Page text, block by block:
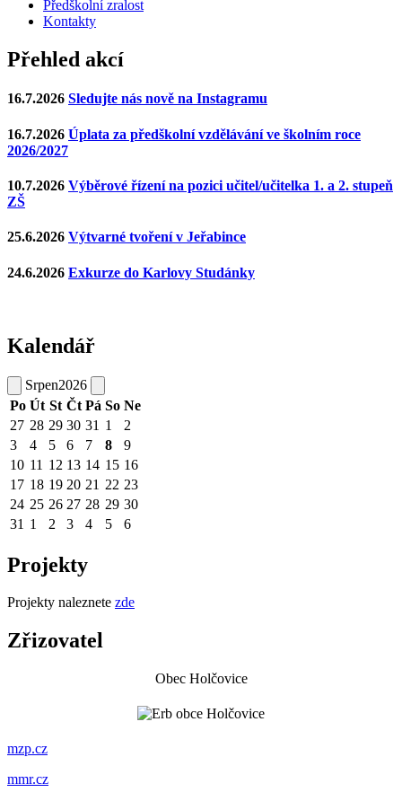
Předškolní zralost
Kontakty
Přehled akcí
16.7.2026 Sledujte nás nově na Instagramu
16.7.2026 Úplata za předškolní vzdělávání ve školním roce
2026/2027
10.7.2026 Výběrové řízení na pozici učitel/učitelka 1. a 2. stupeň
ZŠ
25.6.2026 Výtvarné tvoření v Jeřabince
24.6.2026 Exkurze do Karlovy Studánky
Kalendář
Srpen2026
Po Út St Čt Pá So Ne
27 28 29 30 31 1
2
3
4 5 6 7 8
9
10 11 12 13 14 15 16
17 18 19 20 21 22 23
24 25 26 27 28 29 30
31 1 2 3 4 5 6
Projekty
Projekty naleznete zde
Zřizovatel
Obec Holčovice
mzp.cz
mmr.cz